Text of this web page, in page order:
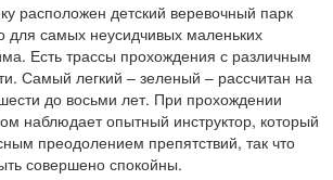
расположен детский веревочный парк
для самых неусидчивых маленьких
Есть трассы прохождения с различным
Самый легкий – зеленый – рассчитан на
до восьми лет. При прохождении
наблюдает опытный инструктор, который
преодолением препятствий, так что
совершено спокойны.